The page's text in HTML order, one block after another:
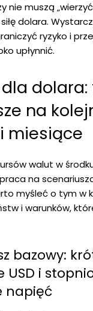
nie muszą
dolara.
ryzyko i
upłynnić.
dolara:
na
miesiące
walut w
na
myśleć o tym w
i warunków,
bazowy:
i
napięć